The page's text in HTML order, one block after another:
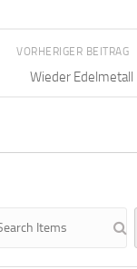
VORHERIGER BEITRAG
Wieder Edelmetall